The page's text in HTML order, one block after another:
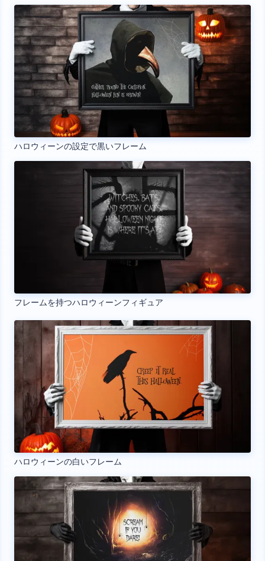
ハロウィーンの設定で黒いフレーム
フレームを持つハロウィーンフィギュア
ハロウィーンの白いフレーム